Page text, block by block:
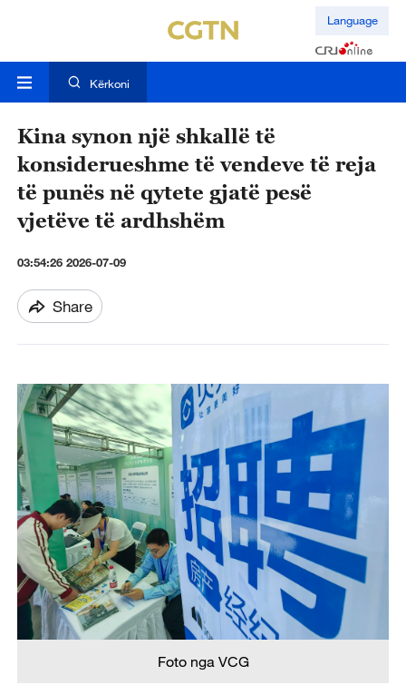
Language
Kërkoni
Kina synon një shkallë të
konsiderueshme të vendeve të reja
të punës në qytete gjatë pesë
vjetëve të ardhshëm
03:54:26 2026-07-09
Share
Foto nga VCG